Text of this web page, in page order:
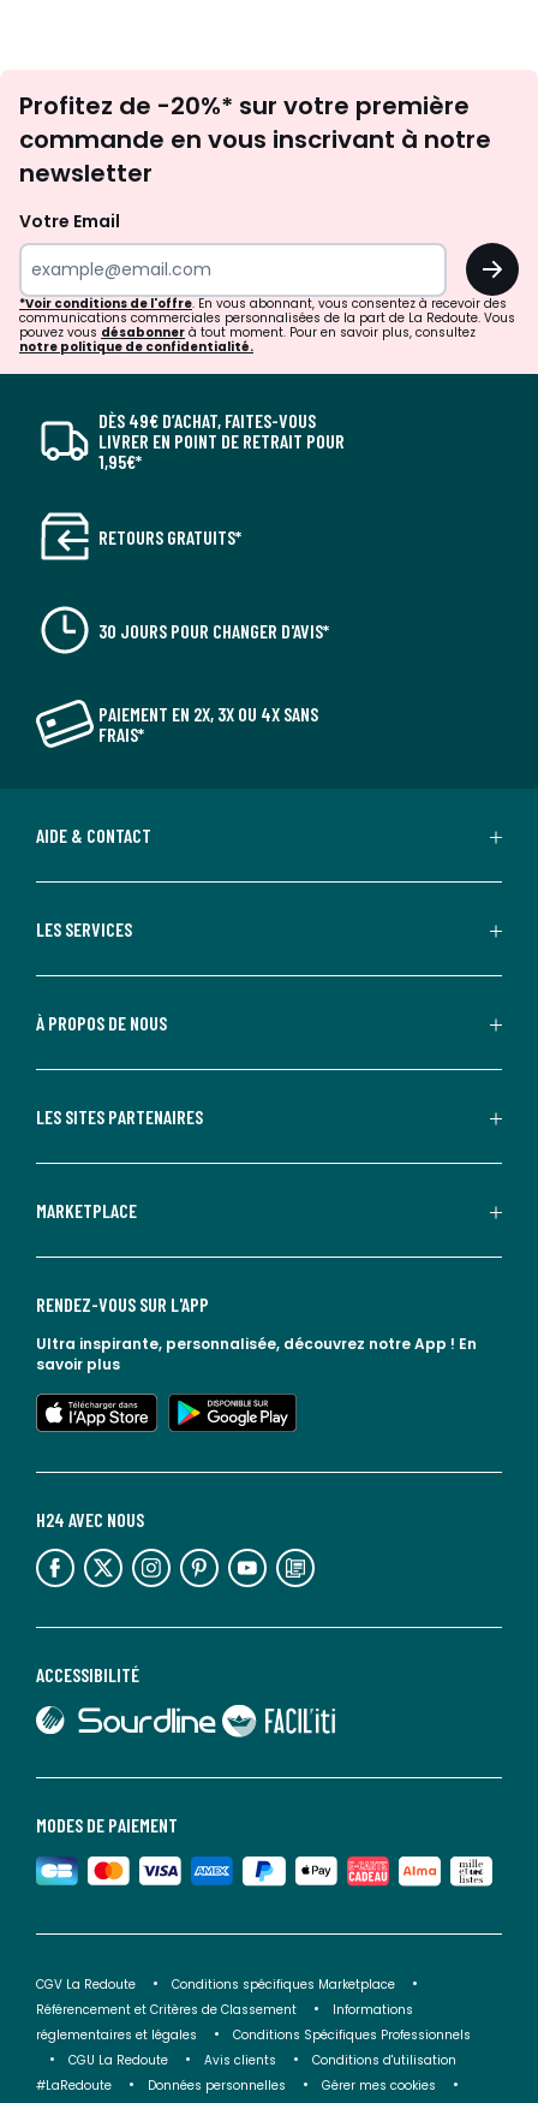
newsletter
Profitez de -20%* sur votre première
commande en vous inscrivant à notre
newsletter
Votre Email
OK
*Voir conditions de l'offre. En vous abonnant, vous consentez à recevoir des
communications commerciales personnalisées de la part de La Redoute. Vous
pouvez vous désabonner à tout moment. Pour en savoir plus, consultez
notre politique de confidentialité.
DÈS 49€ D’ACHAT, FAITES-VOUS
LIVRER EN POINT DE RETRAIT POUR
1,95€*
RETOURS GRATUITS*
30 JOURS POUR CHANGER D'AVIS*
PAIEMENT EN 2X, 3X OU 4X SANS
FRAIS*
AIDE & CONTACT
LES SERVICES
À PROPOS DE NOUS
LES SITES PARTENAIRES
MARKETPLACE
MODES DE PAIEMENT
ACCESSIBILITÉ
lien vers Sourdline
lien vers Faciliti
H24 AVEC NOUS
lien vers l'espace réseaux sociaux lien vers l'espace réseaux sociaux lien vers l'espace réseaux sociaux lien vers l'espace réseaux sociaux lien vers l'espace réseaux sociaux lien vers le blog la redoute
RENDEZ-VOUS SUR L'APP
Ultra inspirante, personnalisée, découvrez notre App ! En
savoir plus
lien vers l'app store
lien vers google play
CGV La Redoute
Conditions spécifiques Marketplace
Référencement et Critères de Classement
Informations
réglementaires et légales
Conditions Spécifiques Professionnels
CGU La Redoute
Avis clients
Conditions d'utilisation
#LaRedoute
Données personnelles
Gérer mes cookies